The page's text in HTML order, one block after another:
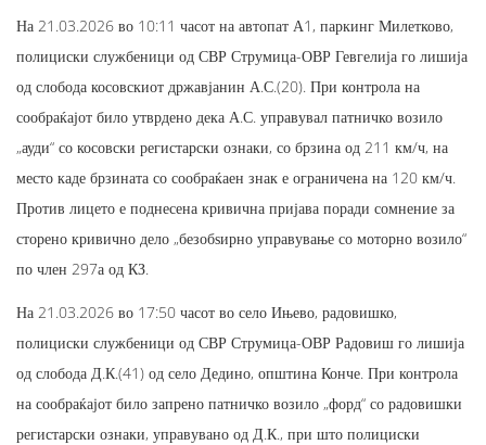
На 21.03.2026 во 10:11 часот на автопат А1, паркинг Милетково,
полициски службеници од СВР Струмица-ОВР Гевгелија го лишија
од слобода косовскиот државјанин А.С.(20). При контрола на
сообраќајот било утврдено дека А.С. управувал патничко возило
„ауди“ со косовски регистарски ознаки, со брзина од 211 км/ч, на
место каде брзината со сообраќаен знак е ограничена на 120 км/ч.
Против лицето е поднесена кривична пријава поради сомнение за
сторено кривично дело „безобѕирно управување со моторно возило“
по член 297а од КЗ.
На 21.03.2026 во 17:50 часот во село Ињево, радовишко,
полициски службеници од СВР Струмица-ОВР Радовиш го лишија
од слобода Д.К.(41) од село Дедино, општина Конче. При контрола
на сообраќајот било запрено патничко возило „форд“ со радовишки
регистарски ознаки, управувано од Д.К., при што полициски